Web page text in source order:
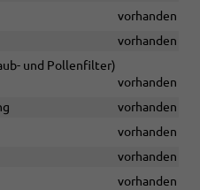
vorhanden
vorhanden
und Pollenfilter)
vorhanden
vorhanden
vorhanden
vorhanden
vorhanden